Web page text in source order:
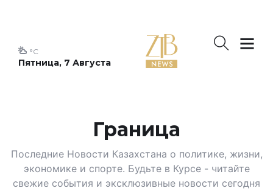
Пятница, 7 Августа
°C
Граница
Последние Новости Казахстана о политике, жизни,
экономике и спорте. Будьте в Курсе - читайте
свежие события и эксклюзивные новости сегодня